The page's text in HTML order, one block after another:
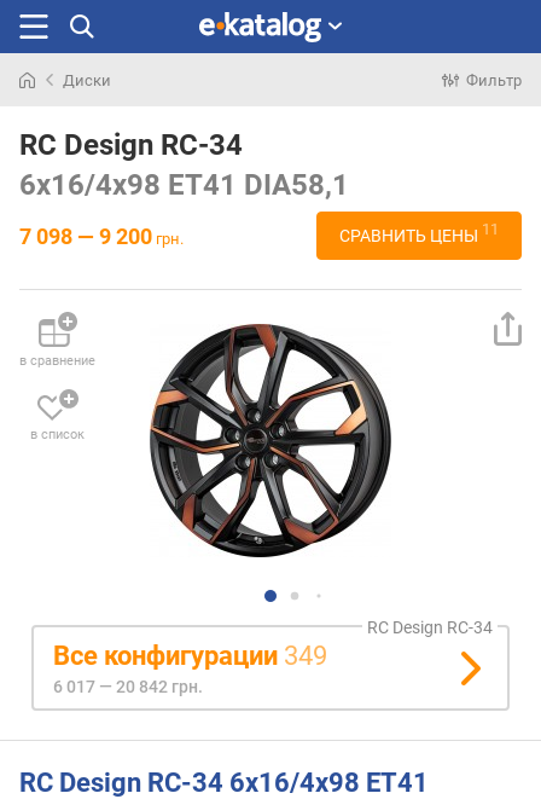
раньше
Диски Фильтр
RC Design RC-34
6x16/4x98 ET41 DIA58,1
7 098 — 9 200 грн. СРАВНИТЬ ЦЕНЫ 11
в сравнение
в список
RC Design RC-34
Все конфигурации 349
6 017 — 20 842 грн.
RC Design RC-34 6x16/4x98 ET41